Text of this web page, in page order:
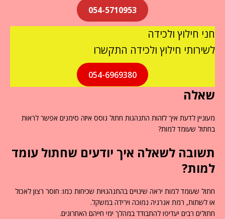
054-5710953
חני חילוץ ולכידה
לשירותי חילוץ ולכידה התקשרו
054-6969380
שאלה
מעוניין לדעת איך לזהות התנהגות חתול גוסס איזה סימנים אפשר לראות
בחתול שעומד למות?
תשובה לשאלה איך יודעים שחתול עומד
למות?
חתול שעומד למות יראה שינויים בהתנהגויות שכיחות כמו: חוסר רצון לאכול
או לשתות, רמת אנרגיה נמוכה וירידה במשקל.
חתולים רבים יעדיפו להתבודד במהלך ימי חייהם האחרונים.